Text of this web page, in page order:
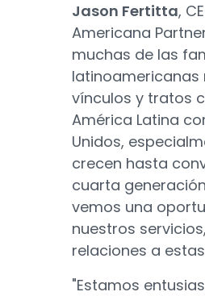
Jason Fertitta,
Americana
muchas de las
latinoamericanas
vínculos y tratos
América Latina
Unidos,
crecen hasta
cuarta
vemos una
nuestros
relaciones a
"Estamos